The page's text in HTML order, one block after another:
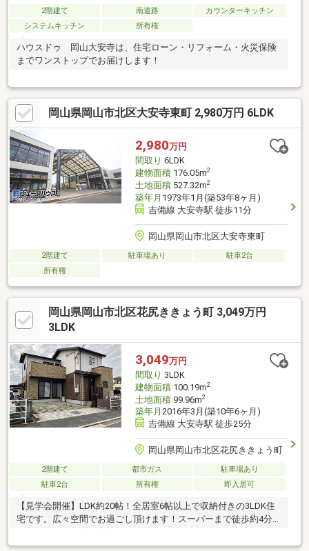
2階建て 南道路
カウンターキッチン
システムキッチン
所有権
ハウスドゥ 岡山大安寺は、住宅ローン・リフォーム・火災保険
までワンストップでお届けします！
岡山県岡山市北区大安寺東町 2,980万円 6LDK
2,980万円
間取り 6LDK
建物面積176.05m2
土地面積527.32m2
築年月 1973年1月(築53年8ヶ月)
吉備線 大安寺駅 徒歩11分
岡山県岡山市北区大安寺東町
2階建て 駐車場あり
駐車2台
所有権
岡山県岡山市北区花尻ききょう町 3,049万円
3LDK
3,049万円
間取り 3LDK
建物面積100.19m2
土地面積99.96m2
築年月 2016年3月(築10年6ヶ月)
吉備線 大安寺駅 徒歩25分
岡山県岡山市北区花尻ききょう町
2階建て 都市ガス
駐車場あり
駐車2台
所有権 即入居可
【見学会開催】LDK約20帖！全居室6帖以上で収納付きの3LDK住
宅です。広々空間でお過ごし頂けます！スーパーまで徒歩約4分、